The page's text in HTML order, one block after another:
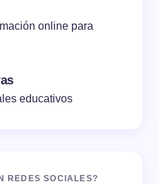
online para
educativos
REDES SOCIALES?